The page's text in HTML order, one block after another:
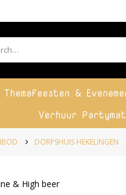
Themafeesten &
Verhuur
DORPSHUIS HEKELINGEN
& High beer